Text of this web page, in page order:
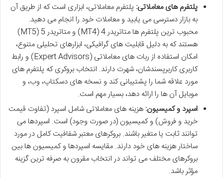
پلتفرم های معاملاتی: پلتفرم معاملاتی، ابزاری است که از طریق آن
به بازار دسترسی می یابید و معاملات خود را انجام می دهید.
محبوب ترین پلتفرم ها متاتریدر 4 (MT4) و متاتریدر 5 (MT5)
هستند که به دلیل قابلیت های گرافیکی، ابزارهای تحلیلی متنوع،
امکان استفاده از ربات های معاملاتی (Expert Advisors) و رابط
کاربری کاربرپسندشان، شهرت دارند. انتخاب بروکری که پلتفرم های
مورد علاقه شما را پشتیبانی کند و نسخه های دسکتاپ، وب، و
موبایل آن ها را ارائه دهد، بسیار مهم است.
اسپرد و کمیسیون: هزینه های معاملاتی شامل اسپرد (تفاوت قیمت
خرید و فروش) و کمیسیون (در صورت وجود) است. اسپردها می
توانند ثابت یا متغیر باشند. بروکرهای معتبر شفافیت کامل در مورد
ساختار هزینه های خود دارند. مقایسه اسپردها و کمیسیون ها بین
بروکرهای مختلف می تواند در انتخاب مقرون به صرفه ترین گزینه
مؤثر باشد.